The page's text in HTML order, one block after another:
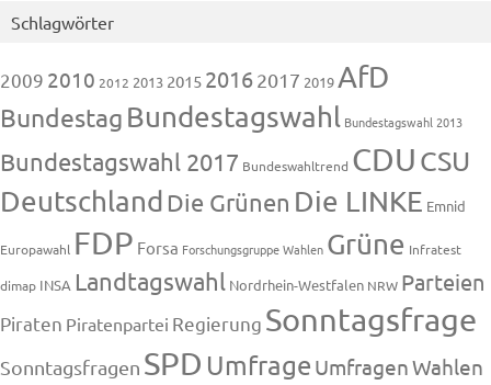
Schlagwörter
2009 2010 2012 2013 2015 20162017 2019AfD
Bundestag Bundestagswahl Bundestagswahl 2013
Bundestagswahl 2017 Bundeswahltrend CDUCSU
Deutschland Die Grünen Die LINKE Emnid
Europawahl FDP Forsa Forschungsgruppe Wahlen Grüne Infratest
dimap INSA Landtagswahl Nordrhein-Westfalen NRW Parteien
Piraten Piratenpartei Regierung Sonntagsfrage
Sonntagsfragen SPD Umfrage UmfragenWahlen